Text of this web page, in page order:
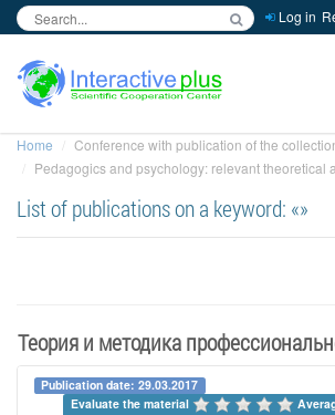
Log in
Home
Conference with publication of the
Pedagogics and psychology: relevant theoretical
List of publications on a keyword: «»
Теория и методика
Publication date: 29.03.2017
Evaluate the material